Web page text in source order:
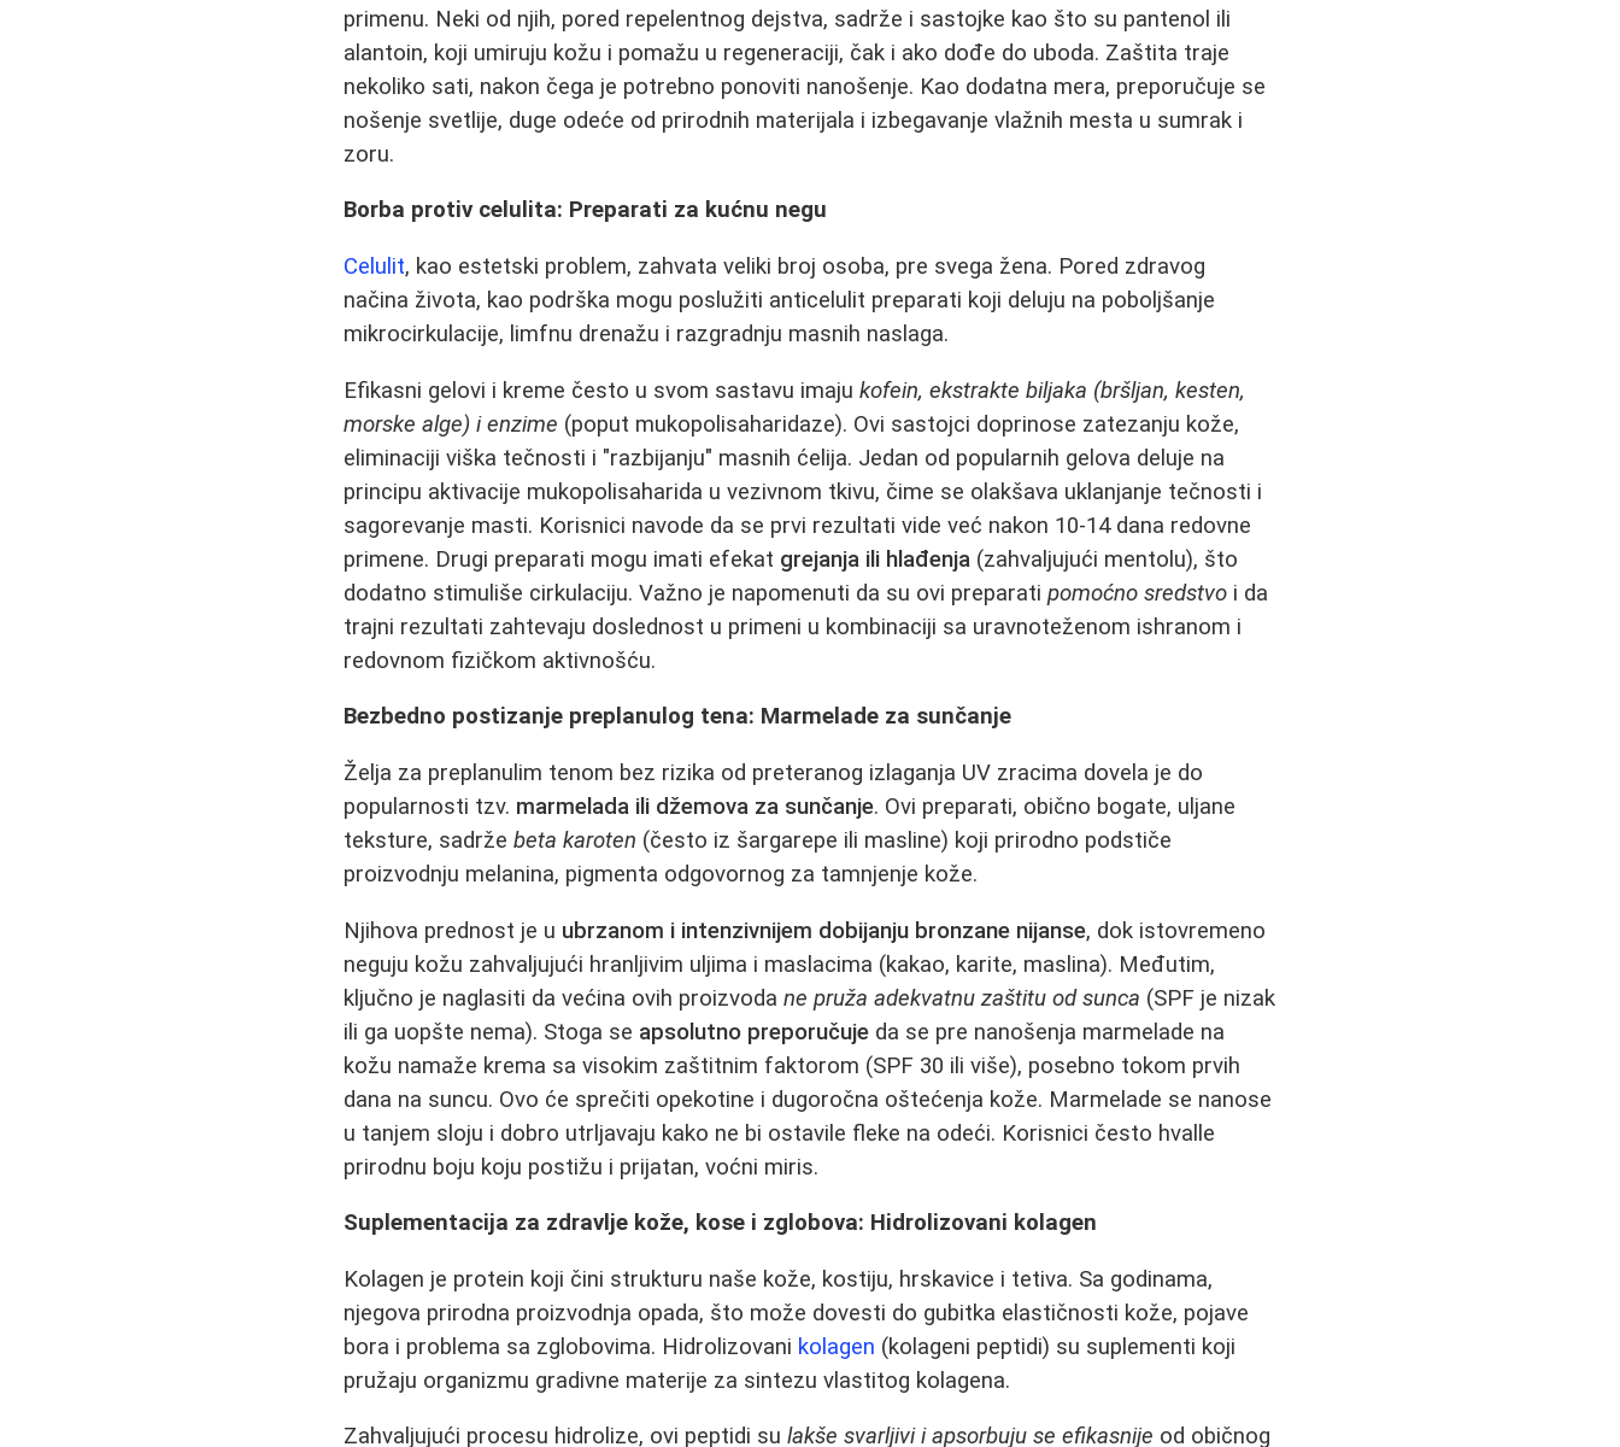
primenu. Neki od njih, pored repelentnog dejstva, sadrže i sastojke kao što su pantenol ili
alantoin, koji umiruju kožu i pomažu u regeneraciji, čak i ako dođe do uboda. Zaštita traje
nekoliko sati, nakon čega je potrebno ponoviti nanošenje. Kao dodatna mera, preporučuje se
nošenje svetlije, duge odeće od prirodnih materijala i izbegavanje vlažnih mesta u sumrak i
zoru.
Borba protiv celulita: Preparati za kućnu negu
Celulit, kao estetski problem, zahvata veliki broj osoba, pre svega žena. Pored zdravog
načina života, kao podrška mogu poslužiti anticelulit preparati koji deluju na poboljšanje
mikrocirkulacije, limfnu drenažu i razgradnju masnih naslaga.
Efikasni gelovi i kreme često u svom sastavu imajukofein, ekstrakte biljaka (bršljan, kesten,
morske alge) i enzime (poput mukopolisaharidaze). Ovi sastojci doprinose zatezanju kože,
eliminaciji viška tečnosti i "razbijanju" masnih ćelija. Jedan od popularnih gelova deluje na
principu aktivacije mukopolisaharida u vezivnom tkivu, čime se olakšava uklanjanje tečnosti i
sagorevanje masti. Korisnici navode da se prvi rezultati vide već nakon 10-14 dana redovne
primene. Drugi preparati mogu imati efekat grejanja ili hlađenja (zahvaljujući mentolu), što
dodatno stimuliše cirkulaciju. Važno je napomenuti da su ovi preparatipomoćno sredstvo i da
trajni rezultati zahtevaju doslednost u primeni u kombinaciji sa uravnoteženom ishranom i
redovnom fizičkom aktivnošću.
Bezbedno postizanje preplanulog tena: Marmelade za sunčanje
Želja za preplanulim tenom bez rizika od preteranog izlaganja UV zracima dovela je do
popularnosti tzv. marmelada ili džemova za sunčanje. Ovi preparati, obično bogate, uljane
teksture, sadržebeta karoten (često iz šargarepe ili masline) koji prirodno podstiče
proizvodnju melanina, pigmenta odgovornog za tamnjenje kože.
Njihova prednost je u ubrzanom i intenzivnijem dobijanju bronzane nijanse, dok istovremeno
neguju kožu zahvaljujući hranljivim uljima i maslacima (kakao, karite, maslina). Međutim,
ključno je naglasiti da većina ovih proizvodane pruža adekvatnu zaštitu od sunca (SPF je nizak
ili ga uopšte nema). Stoga se apsolutno preporučuje da se pre nanošenja marmelade na
kožu namaže krema sa visokim zaštitnim faktorom (SPF 30 ili više), posebno tokom prvih
dana na suncu. Ovo će sprečiti opekotine i dugoročna oštećenja kože. Marmelade se nanose
u tanjem sloju i dobro utrljavaju kako ne bi ostavile fleke na odeći. Korisnici često hvalle
prirodnu boju koju postižu i prijatan, voćni miris.
Suplementacija za zdravlje kože, kose i zglobova: Hidrolizovani kolagen
Kolagen je protein koji čini strukturu naše kože, kostiju, hrskavice i tetiva. Sa godinama,
njegova prirodna proizvodnja opada, što može dovesti do gubitka elastičnosti kože, pojave
bora i problema sa zglobovima. Hidrolizovani kolagen (kolageni peptidi) su suplementi koji
pružaju organizmu gradivne materije za sintezu vlastitog kolagena.
Zahvaljujući procesu hidrolize, ovi peptidi sulakše svarljivi i apsorbuju se efikasnije od običnog